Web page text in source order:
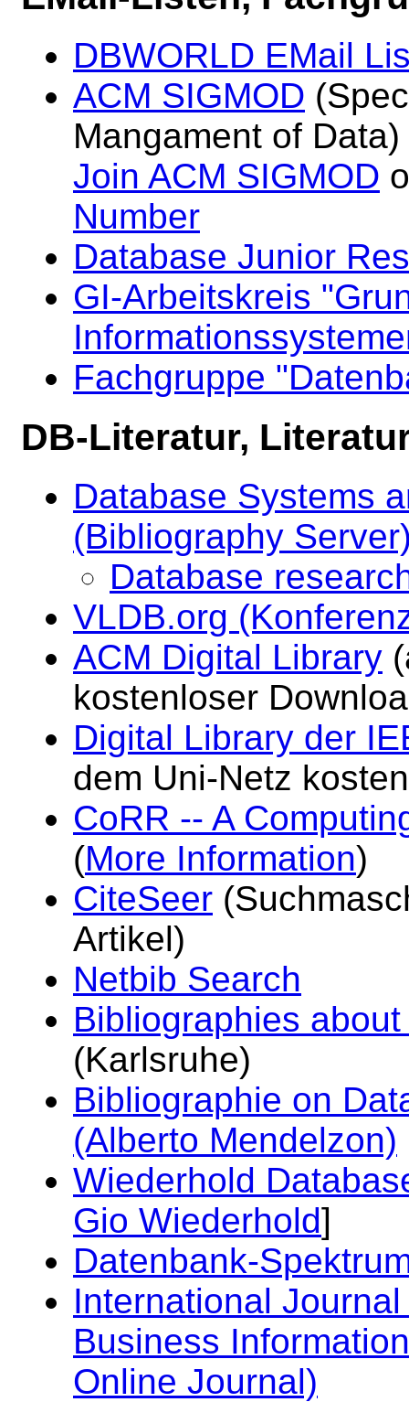
DBWORLD EMail
ACM SIGMOD
Mangament of Data)
Join ACM SIGMOD
Number
Database Junior
GI-Arbeitskreis
Fachgruppe
DB-Literatur,
Database Systems
(Bibliography
Database
VLDB.org
ACM Digital Library
kostenloser
Digital Library der
dem Uni-Netz
CoRR -- A
(More Information)
CiteSeer
Artikel)
Netbib Search
Bibliographies
(Karlsruhe)
Bibliographie on
(Alberto Mendelzon)
Wiederhold
Gio Wiederhold]
Datenbank-
International
Business
Online Journal)